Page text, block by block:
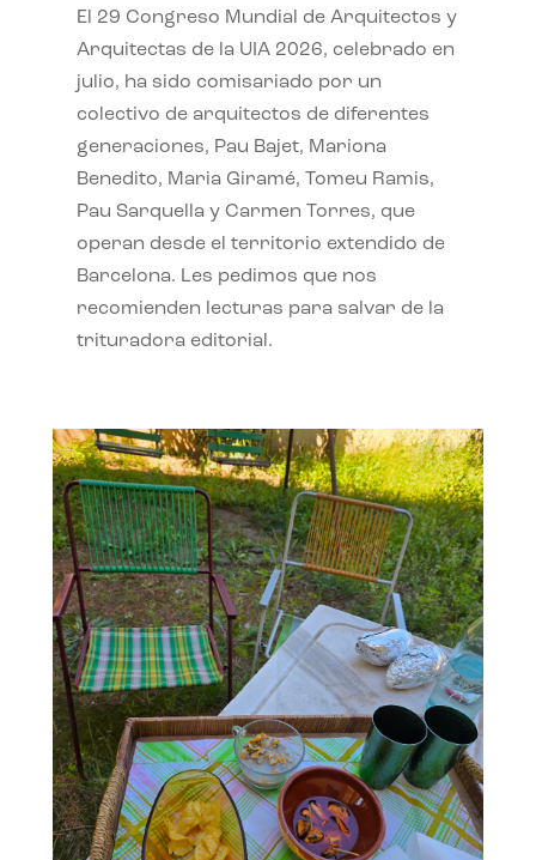
El 29 Congreso Mundial de Arquitectos y
Arquitectas de la UIA 2026, celebrado en
julio, ha sido comisariado por un
colectivo de arquitectos de diferentes
generaciones, Pau Bajet, Mariona
Benedito, Maria Giramé, Tomeu Ramis,
Pau Sarquella y Carmen Torres, que
operan desde el territorio extendido de
Barcelona. Les pedimos que nos
recomienden lecturas para salvar de la
trituradora editorial.